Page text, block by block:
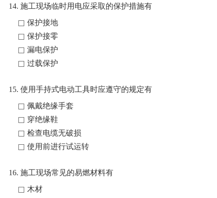
14. 施工现场临时用电应采取的保护措施有
保护接地
保护接零
漏电保护
过载保护
15. 使用手持式电动工具时应遵守的规定有
佩戴绝缘手套
穿绝缘鞋
检查电缆无破损
使用前进行试运转
16. 施工现场常见的易燃材料有
木材